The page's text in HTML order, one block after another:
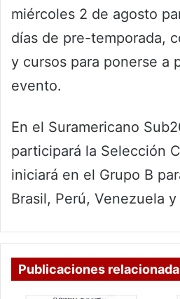
miércoles 2 de agosto
días de pre-temporada,
y cursos para ponerse a
evento.
En el Suramericano
participará la Selección
iniciará en el Grupo B
Brasil, Perú, Venezuela
Publicaciones